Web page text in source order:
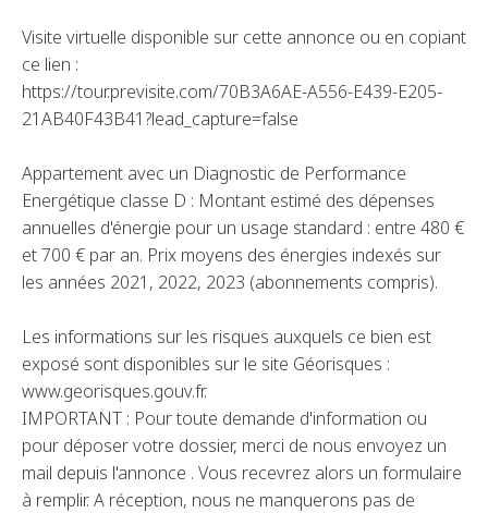
Visite virtuelle disponible sur cette annonce ou en copiant
ce lien :
https://tour.previsite.com/70B3A6AE-A556-E439-E205-
21AB40F43B41?lead_capture=false
Appartement avec un Diagnostic de Performance
Energétique classe D : Montant estimé des dépenses
annuelles d'énergie pour un usage standard : entre 480 €
et 700 € par an. Prix moyens des énergies indexés sur
les années 2021, 2022, 2023 (abonnements compris).
Les informations sur les risques auxquels ce bien est
exposé sont disponibles sur le site Géorisques :
www.georisques.gouv.fr.
IMPORTANT : Pour toute demande d'information ou
pour déposer votre dossier, merci de nous envoyez un
mail depuis l'annonce . Vous recevrez alors un formulaire
à remplir. A réception, nous ne manquerons pas de